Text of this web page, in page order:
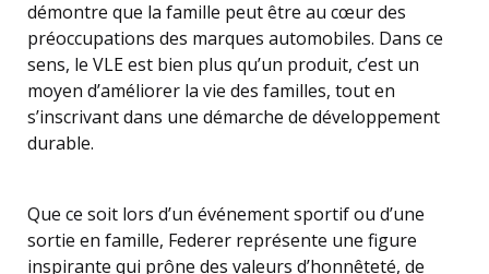
démontre que la famille peut être au cœur des
préoccupations des marques automobiles. Dans ce
sens, le VLE est bien plus qu’un produit, c’est un
moyen d’améliorer la vie des familles, tout en
s’inscrivant dans une démarche de développement
durable.
Que ce soit lors d’un événement sportif ou d’une
sortie en famille, Federer représente une figure
inspirante qui prône des valeurs d’honnêteté, de